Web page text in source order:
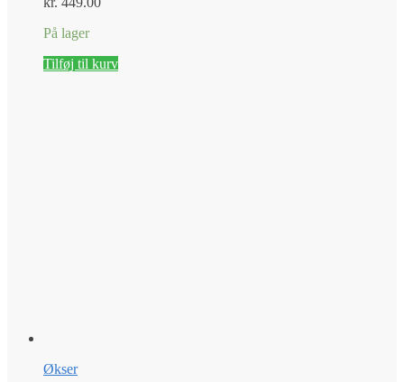
På lager
Tilføj til kurv
Økser